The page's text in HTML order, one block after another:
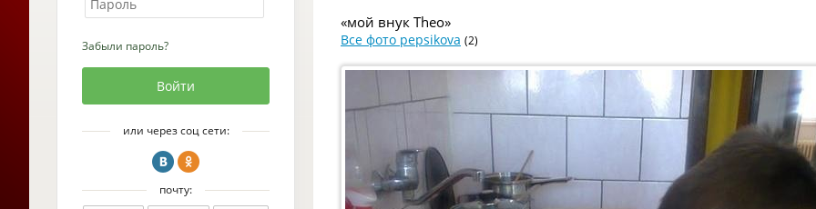
«мой внук Theo»
Все фото pepsikova (2)
Забыли пароль?
или через соц сети:
почту: